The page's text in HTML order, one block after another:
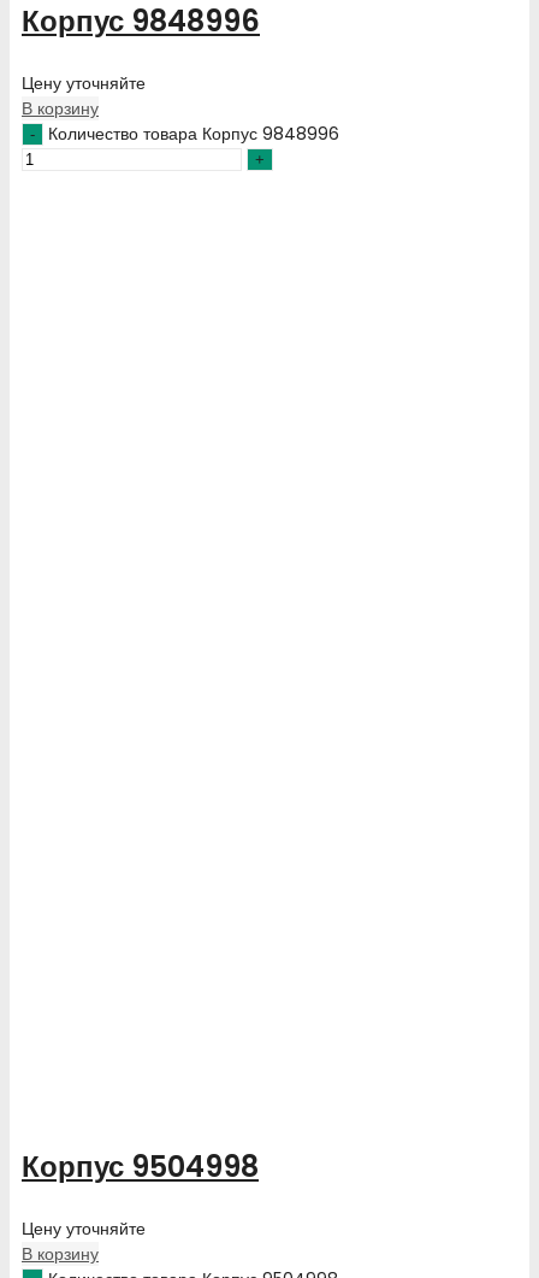
Корпус 9848996
Цену уточняйте
В корзину
Количество товара Корпус 9848996
Корпус 9504998
Цену уточняйте
В корзину